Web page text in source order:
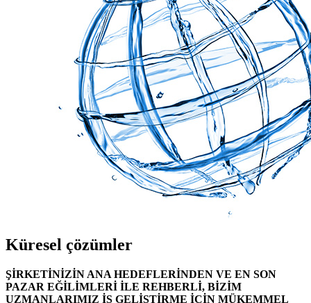
Küresel çözümler
ŞİRKETİNİZİN ANA HEDEFLERİNDEN VE EN SON
PAZAR EĞİLİMLERİ İLE REHBERLİ, BİZİM
UZMANLARIMIZ İŞ GELİŞTİRME İÇİN MÜKEMMEL